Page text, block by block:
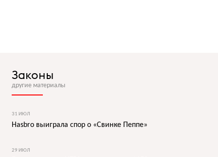
Законы
другие материалы
31 ИЮЛ
Hasbro выиграла спор о «Свинке Пеппе»
29 ИЮЛ